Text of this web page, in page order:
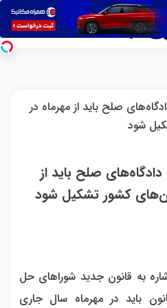
صلح باید از
کشور تشکیل شود
به قانون جدید شورا‌های حل
باید در مهرماه سال جاری